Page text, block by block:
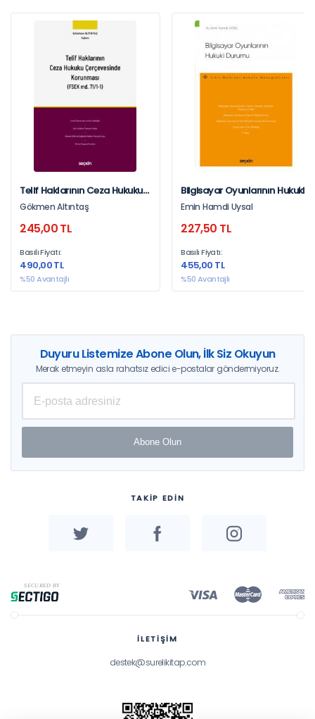
Telif Haklarının Ceza Hukuku
Çerçevesinde Korunması
(Fsek Md.71/1–1)
Gökmen Altıntaş
245,00 TL
Basılı Fiyatı:
490,00 TL
%50 Avantajlı
Bilgisayar Oyunlarının Hukuki
Durumu – Fikri Mülkiyet
Hukuku Monografileri –
Emin Hamdi Uysal
227,50 TL
Basılı Fiyatı:
455,00 TL
%50 Avantajlı
Duyuru Listemize Abone Olun, İlk Siz Okuyun
Merak etmeyin asla rahatsız edici e-postalar göndermiyoruz.
Abone Olun
TAKİP EDİN
İLETİŞİM
destek@surelikitap.com